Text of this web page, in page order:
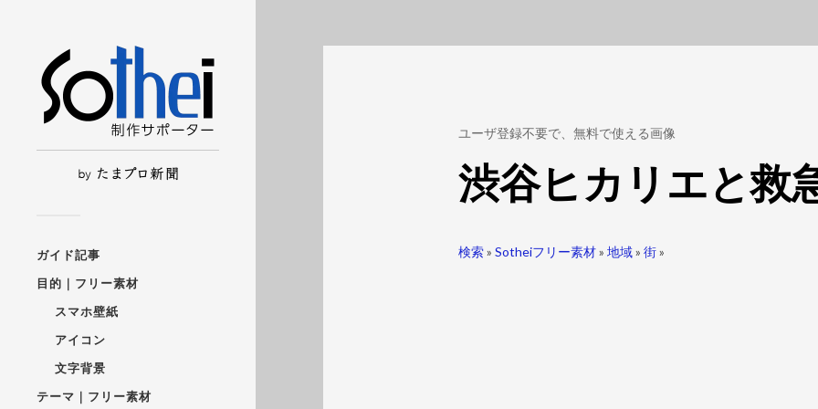
ガイド記事
目的｜フリー素材
スマホ壁紙
アイコン
文字背景
テーマ｜フリー素材
ユーザ登録不要で、無料で使える画像
渋谷ヒカリエと救
検索» Sotheiフリー素材» 地域» 街»